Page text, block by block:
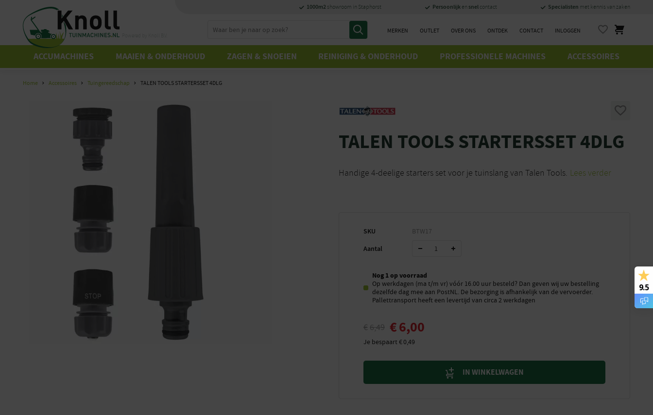
1000m2 showroom in Staphorst Persoonlijk en snel contact Specialisten met kennis van zaken
MERKEN OUTLET OVER ONS ONTDEK CONTACT INLOGGEN
ACCUMACHINES MAAIEN & ONDERHOUD ZAGEN & SNOEIEN REINIGING & ONDERHOUD PROFESSIONELE MACHINES ACCESSOIRES
Home Accessoires Tuingereedschap TALEN TOOLS STARTERSSET 4DLG
TALEN TOOLS STARTERSSET 4DLG
Handige 4-deelige starters set voor je tuinslang van Talen Tools. Lees verder
SKU BTW17
Aantal
Nog 1 op voorraad
Op werkdagen (ma t/m vr) vóór 16.00 uur besteld? Dan geven wij uw bestelling
dezelfde dag mee aan PostNL. De bezorging is afhankelijk van de vervoerder.
Pallettransport heeft een levertijd van circa 2 werkdagen
€6,49 €6,00
Je bespaart€0,49
IN WINKELWAGEN
9.5